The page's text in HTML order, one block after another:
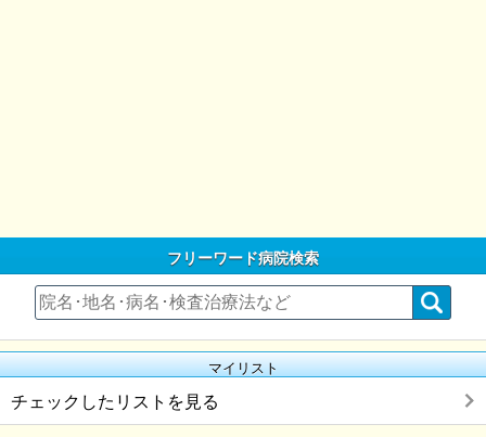
フリーワード病院検索
マイリスト
チェックしたリストを見る